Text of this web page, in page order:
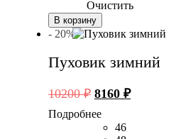
Очистить
В корзину
- 20%
Пуховик зимний
10200₽ Первоначальная
составляла
8160 ₽Текущая
Подробнее
46